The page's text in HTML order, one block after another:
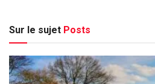
Sur le sujet Posts